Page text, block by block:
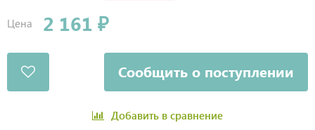
Цена 2 161 ₽
Сообщить о поступлении
Добавить в сравнение